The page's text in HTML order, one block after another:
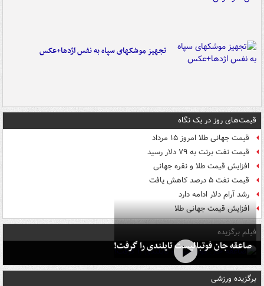
تجهیز موشکهای سپاه به نفس اژدها+عکس
قیمت‌های روز در یک نگاه
قیمت جهانی طلا امروز ۱۵ مرداد
قیمت نفت برنت به ۷۹ دلار رسید
افزایش قیمت طلا و نقره جهانی
قیمت نفت ۵ درصد کاهش یافت
رشد آرام دلار ادامه دارد
افزایش قیمت جهانی طلا
فیلم برگزیده
صاعقه جان فوتبالیست تایلندی را گرفت!
برگزیده ورزشی